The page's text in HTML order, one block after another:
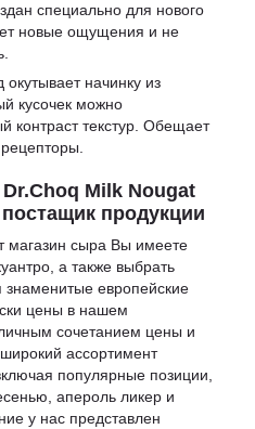
специально для нового
новые ощущения и не
начинку из
кусочек можно
контраст текстур. Обещает
Milk Nougat
продукции
магазин сыра Вы имеете
, а также выбрать
знаменитые европейские
цены в нашем
сочетанием цены и
ассортимент
популярные позиции,
, апероль ликер и
у нас представлен